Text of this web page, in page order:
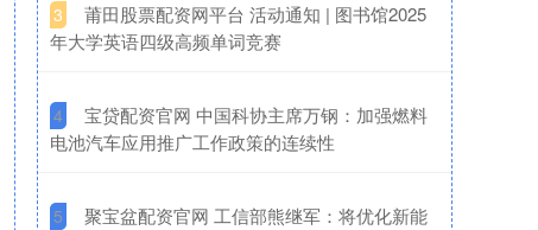
3
​莆田股票配资网平台 活动通知 | 图书馆2025
年大学英语四级高频单词竞赛
4
​宝贷配资官网 中国科协主席万钢：加强燃料
电池汽车应用推广工作政策的连续性
5
​聚宝盆配资官网 工信部熊继军：将优化新能